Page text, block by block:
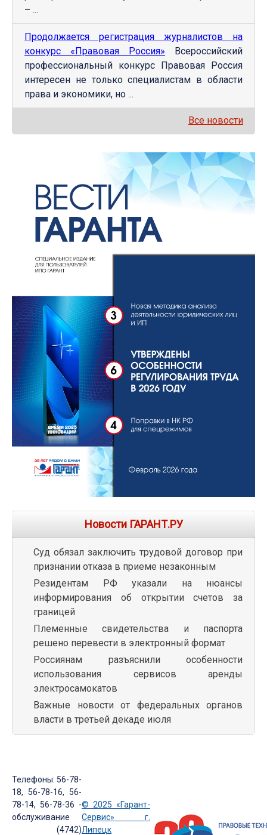
– ...
Продолжается регистрация журналистов на
конкурс «Правовая Россия» Всероссийский
профессиональный конкурс Правовая Россия
интересен не только специалистам в области
права и экономики, но ...
Все новости
Новости ГАРАНТ.РУ
Суд обязал заключить трудовой договор при
признании отказа в приеме незаконным
Резидентам РФ указали на нюансы
информирования об открытии счетов за
границей
Племенные свидетельства и паспорта
решено перевести в электронный формат
Россиянам разъяснили особенности
использования сервисов аренды
электросамокатов
Важные новости от федеральных органов
власти в третьей декаде июля
Телефоны: 56-78-
18, 56-78-16, 56-
78-14, 56-78-36 -
обслуживание
(4742)
© 2025 «Гарант-
Сервис» г.
Липецк